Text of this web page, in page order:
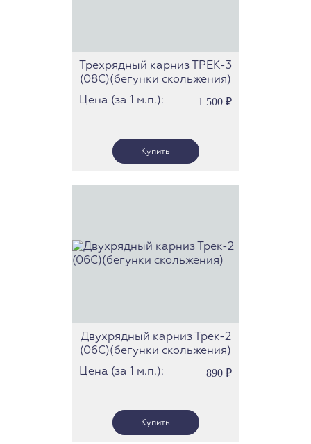
Трехрядный карниз ТРЕК-3
(08С)(бегунки скольжения)
Цена (за 1 м.п.):
1 500 ₽
Двухрядный карниз Трек-2
(06С)(бегунки скольжения)
Цена (за 1 м.п.):
890 ₽